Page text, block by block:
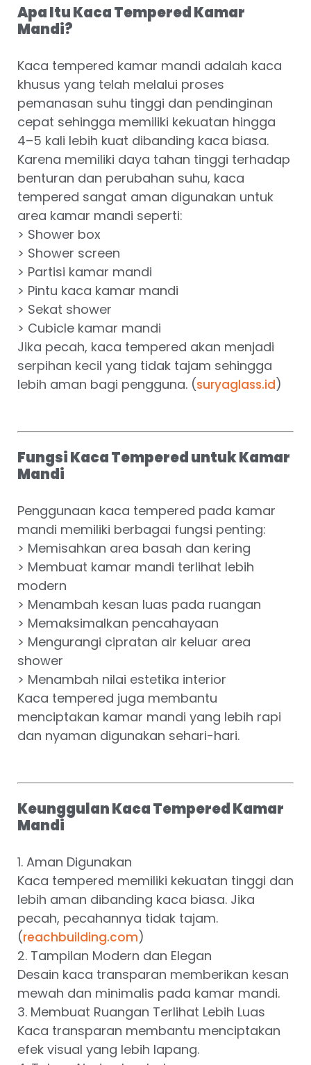
Apa Itu Kaca Tempered Kamar
Mandi?
Kaca tempered kamar mandi adalah kaca
khusus yang telah melalui proses
pemanasan suhu tinggi dan pendinginan
cepat sehingga memiliki kekuatan hingga
4–5 kali lebih kuat dibanding kaca biasa.
Karena memiliki daya tahan tinggi terhadap
benturan dan perubahan suhu, kaca
tempered sangat aman digunakan untuk
area kamar mandi seperti:
> Shower box
> Shower screen
> Partisi kamar mandi
> Pintu kaca kamar mandi
> Sekat shower
> Cubicle kamar mandi
Jika pecah, kaca tempered akan menjadi
serpihan kecil yang tidak tajam sehingga
lebih aman bagi pengguna. (suryaglass.id)
Fungsi Kaca Tempered untuk Kamar
Mandi
Penggunaan kaca tempered pada kamar
mandi memiliki berbagai fungsi penting:
> Memisahkan area basah dan kering
> Membuat kamar mandi terlihat lebih
modern
> Menambah kesan luas pada ruangan
> Memaksimalkan pencahayaan
> Mengurangi cipratan air keluar area
shower
> Menambah nilai estetika interior
Kaca tempered juga membantu
menciptakan kamar mandi yang lebih rapi
dan nyaman digunakan sehari-hari.
Keunggulan Kaca Tempered Kamar
Mandi
1. Aman Digunakan
Kaca tempered memiliki kekuatan tinggi dan
lebih aman dibanding kaca biasa. Jika
pecah, pecahannya tidak tajam.
(reachbuilding.com)
2. Tampilan Modern dan Elegan
Desain kaca transparan memberikan kesan
mewah dan minimalis pada kamar mandi.
3. Membuat Ruangan Terlihat Lebih Luas
Kaca transparan membantu menciptakan
efek visual yang lebih lapang.